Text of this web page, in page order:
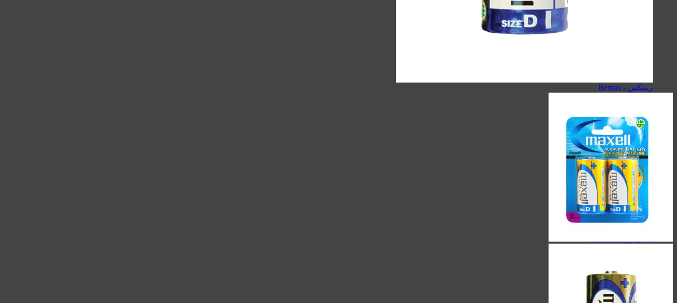
ریمکس - Remax
کینگ استار - KingStar
سیبراتون - Sibraton
مک دودو - Mcdodo
هویت - Havit
ریمکس - Remax
هدفون/هندزفری/ایربادز
کینگ استار - KingStar
کیو سی وای - QCY
ایربادز - Earbuds
هندزفری - Handsfree
هدفون - Headphone